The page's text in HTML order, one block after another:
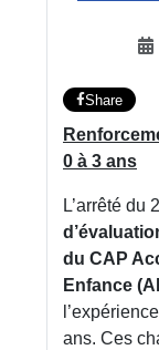
Share
0 à 3 ans
L’arrêté du
du CAP
Enfance
ans. Ces